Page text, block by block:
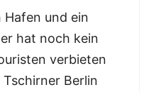
Hafen und ein
hat noch kein
verbieten
Berlin